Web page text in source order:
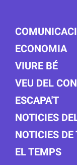
ECONOMIA
VIURE BÉ
VEU DEL
ESCAPA'T
NOTICIES
NOTICIES DE
EL TEMPS